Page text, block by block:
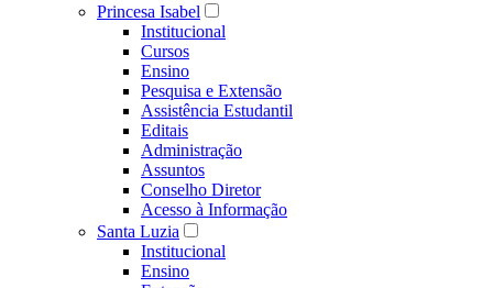
Princesa Isabel
Institucional
Cursos
Ensino
Pesquisa e Extensão
Assistência Estudantil
Editais
Administração
Assuntos
Conselho Diretor
Acesso à Informação
Santa Luzia
Institucional
Ensino